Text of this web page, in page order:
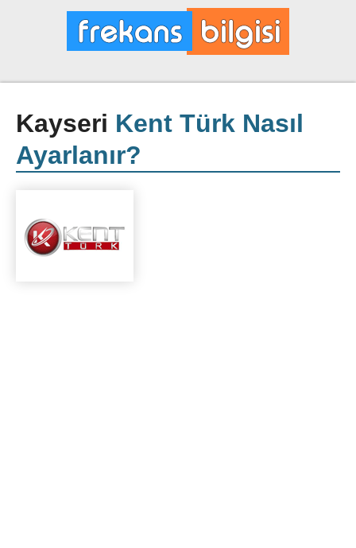
Kayseri Kent Türk Nasıl
Ayarlanır?